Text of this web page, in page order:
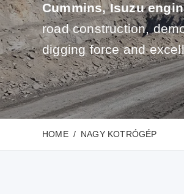
Cummins, Isuzu
road construction,
digging force and
HOME NAGY KOTRÓGÉP